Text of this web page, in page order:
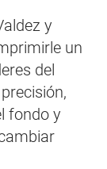
y
un
del
fondo y